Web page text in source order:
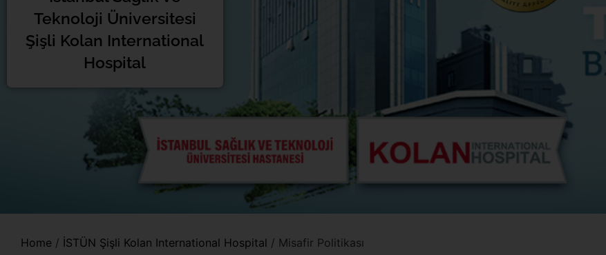
Teknoloji Üniversitesi
Şişli Kolan International
Hospital
Home / İSTÜN Şişli Kolan International Hospital / Misafir Politikası